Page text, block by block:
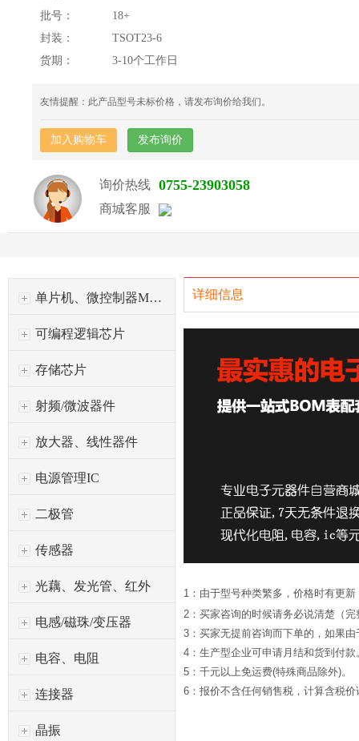
批号：
18+
封装：
TSOT23-6
货期：
3-10个工作日
友情提醒：此产品型号未标价格，请发布询价给我们。
加入购物车 发布询价
询价热线 0755-23903058
商城客服
单片机、微控制器MCU
可编程逻辑芯片
存储芯片
射频/微波器件
放大器、线性器件
电源管理IC
二极管
传感器
光藕、发光管、红外
电感/磁珠/变压器
电容、电阻
连接器
晶振
详细信息
1：由于型号种类繁多，价格时有更
2：买家咨询的时候请务必说清楚（
3：买家无提前咨询而下单的，如果
4：生产型企业可申请月结和货到付款
5：千元以上免运费(特殊商品除外)。
6：报价不含任何销售税，计算含税价